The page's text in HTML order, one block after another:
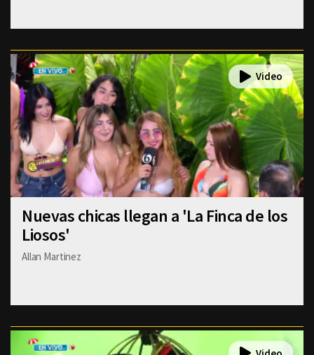
Nuevas chicas llegan a 'La Finca de los
Liosos'
Allan Martinez